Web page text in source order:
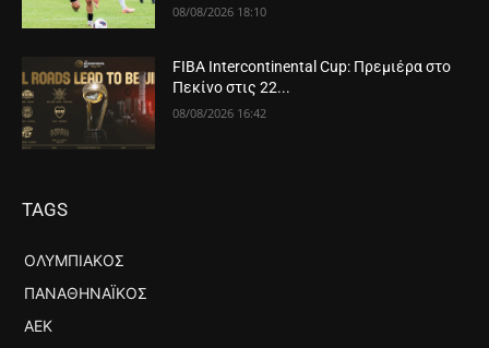
08/08/2026 18:10
FIBA Intercontinental Cup: Πρεμιέρα στο
Πεκίνο στις 22...
08/08/2026 16:42
TAGS
ΟΛΥΜΠΙΑΚΌΣ
ΠΑΝΑΘΗΝΑΪΚΌΣ
ΑΕΚ